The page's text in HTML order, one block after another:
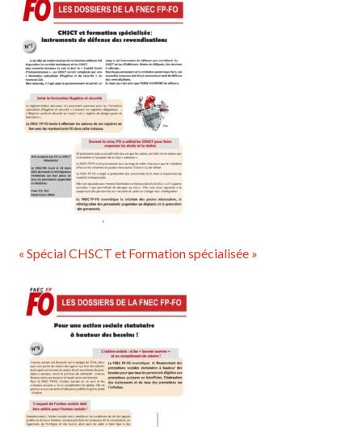
« Spécial CHSCT et Formation spécialisée »